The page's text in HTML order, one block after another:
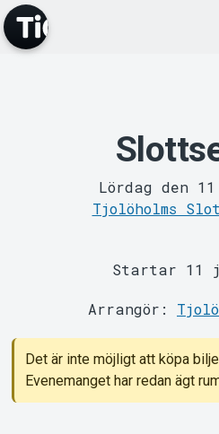
Lördag den
Tjolöholms
Startar 11
Arrangör:
Det är inte möjligt att köpa
Evenemanget har redan ägt